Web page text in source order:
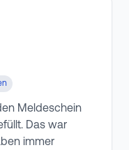
Meldeschein
Das war
immer